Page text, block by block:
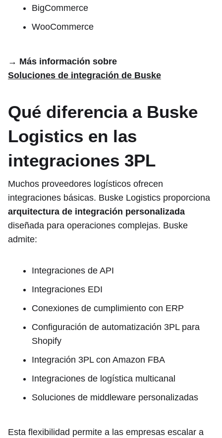
BigCommerce
WooCommerce
→ Más información sobre
Soluciones de integración de Buske
Qué diferencia a Buske
Logistics en las
integraciones 3PL
Muchos proveedores logísticos ofrecen
integraciones básicas. Buske Logistics proporciona
arquitectura de integración personalizada
diseñada para operaciones complejas. Buske
admite:
Integraciones de API
Integraciones EDI
Conexiones de cumplimiento con ERP
Configuración de automatización 3PL para
Shopify
Integración 3PL con Amazon FBA
Integraciones de logística multicanal
Soluciones de middleware personalizadas
Esta flexibilidad permite a las empresas escalar a